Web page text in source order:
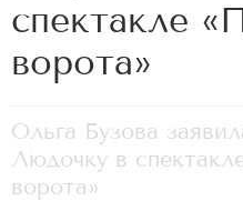
спектакле
ворота»
Ольга Бузова
Людочку в
ворота»